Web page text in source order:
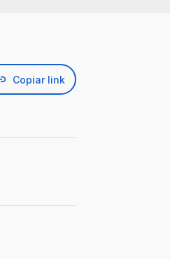
Copiar link